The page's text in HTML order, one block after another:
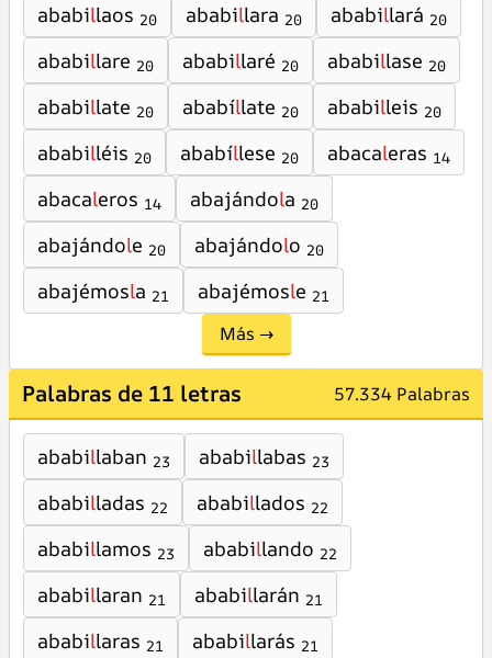
ababillaos 20 ababillara 20 ababillará 20
ababillare 20 ababillaré 20 ababillase 20
ababillate 20 ababíllate 20 ababilleis 20
ababilléis 20 ababíllese 20 abacaleras 14
abacaleros 14 abajándola 20
abajándole 20 abajándolo 20
abajémosla 21 abajémosle 21
Más →
Palabras de 11 letras 57.334 Palabras
ababillaban 23 ababillabas 23
ababilladas 22 ababillados 22
ababillamos 23 ababillando 22
ababillaran 21 ababillarán 21
ababillaras 21 ababillarás 21